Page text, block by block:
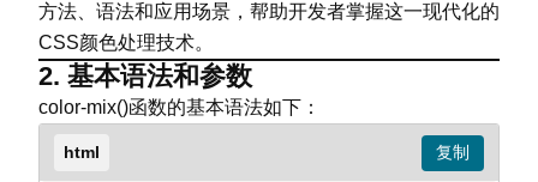
方法、语法和应用场景，帮助开发者掌握这一现代化的
CSS颜色处理技术。
2. 基本语法和参数
color-mix()函数的基本语法如下：
html